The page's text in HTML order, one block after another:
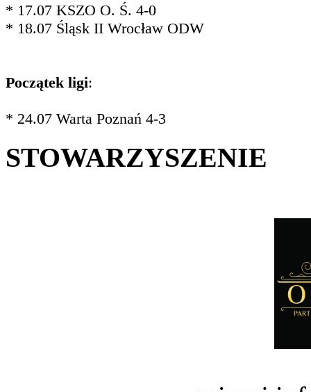
* 17.07 KSZO O. Ś. 4-0
* 18.07 Śląsk II Wrocław ODW
Początek ligi:
* 24.07 Warta Poznań 4-3
STOWARZYSZENIE